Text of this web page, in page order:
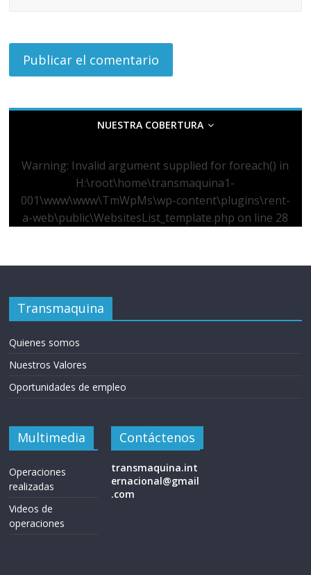
NUESTRA COBERTURA
Warning: Invalid argument supplied for foreach() in
H:\root\home\transmaquina1-
001\www\www\TmWpMs\wp-content\plugins\rent-
a-web\public\WebsitesList_template.php on line 28
Transmaquina
Quienes somos
Nuestros Valores
Oportunidades de empleo
Multimedia
Operaciones
realizadas
Videos de
operaciones
Contáctenos
transmaquina.int
ernacional@gmail
.com